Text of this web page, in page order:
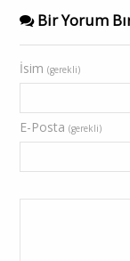
Bir Yorum
İsim (gerekli)
E-Posta (gerekli)